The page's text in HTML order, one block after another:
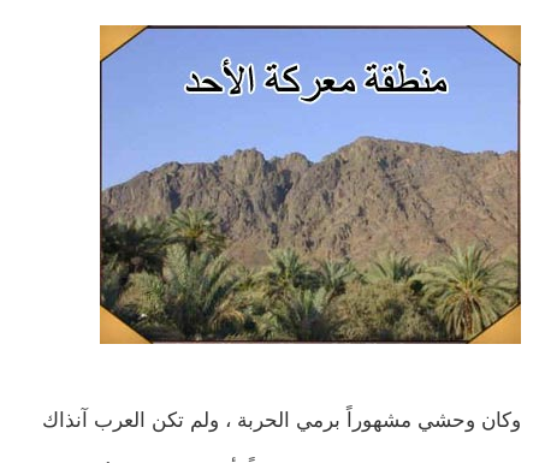
وكان وحشي مشهوراً برمي الحربة ، ولم تكن العرب آنذاك